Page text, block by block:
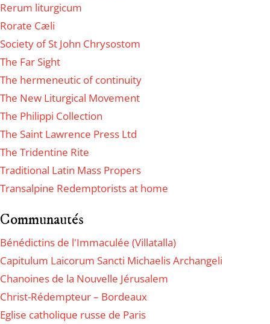
Rerum liturgicum
Rorate Cæli
Society of St John Chrysostom
The Far Sight
The hermeneutic of continuity
The New Liturgical Movement
The Philippi Collection
The Saint Lawrence Press Ltd
The Tridentine Rite
Traditional Latin Mass Propers
Transalpine Redemptorists at home
Communautés
Bénédictins de l'Immaculée (Villatalla)
Capitulum Laicorum Sancti Michaelis Archangeli
Chanoines de la Nouvelle Jérusalem
Christ-Rédempteur – Bordeaux
Eglise catholique russe de Paris